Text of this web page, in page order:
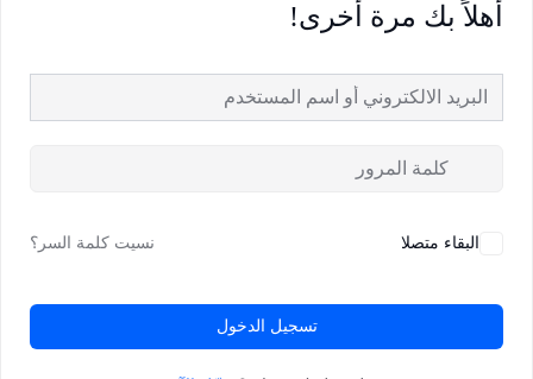
أهلاً بك مرة أخرى!
البقاء متصلا نسيت كلمة السر؟
تسجيل الدخول